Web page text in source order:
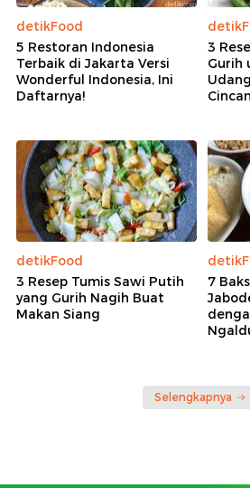
detikFood
5 Restoran Indonesia
Terbaik di Jakarta Versi
Wonderful Indonesia, Ini
Daftarnya!
3
Gurih
detikFood
3 Resep Tumis Sawi Putih
yang Gurih Nagih Buat
Makan Siang
7
Selengkapnya